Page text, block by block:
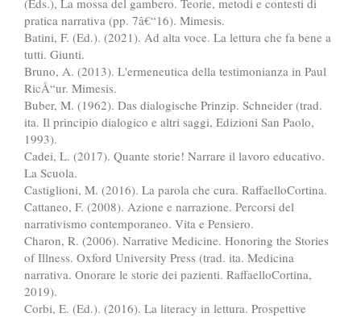
pratica narrativa (pp. 7â€“16). Mimesis.
Batini, F. (Ed.). (2021). Ad alta voce. La lettura che fa bene a
tutti. Giunti.
Bruno, A. (2013). L'ermeneutica della testimonianza in Paul
RicÅ“ur. Mimesis.
Buber, M. (1962). Das dialogische Prinzip. Schneider (trad.
ita. Il principio dialogico e altri saggi, Edizioni San Paolo,
1993).
Cadei, L. (2017). Quante storie! Narrare il lavoro educativo.
La Scuola.
Castiglioni, M. (2016). La parola che cura. RaffaelloCortina.
Cattaneo, F. (2008). Azione e narrazione. Percorsi del
narrativismo contemporaneo. Vita e Pensiero.
Charon, R. (2006). Narrative Medicine. Honoring the Stories
of Illness. Oxford University Press (trad. ita. Medicina
narrativa. Onorare le storie dei pazienti. RaffaelloCortina,
2019).
Corbi, E. (Ed.). (2016). La literacy in lettura. Prospettive